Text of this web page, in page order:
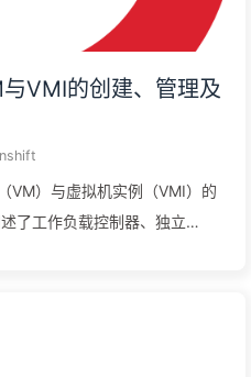
VMI的创建、管理及
VM）与虚拟机实例（VMI）的
了工作负载控制器、独立